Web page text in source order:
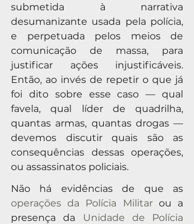
submetida à narrativa
desumanizante usada pela polícia,
e perpetuada pelos meios de
comunicação de massa, para
justificar ações injustificáveis.
Então, ao invés de repetir o que já
foi dito sobre esse caso — qual
favela, qual líder de quadrilha,
quantas armas, quantas drogas —
devemos discutir quais são as
consequências dessas operações,
ou assassinatos policiais.
operações da Polícia Militar ou a
presença da Unidade de Polícia